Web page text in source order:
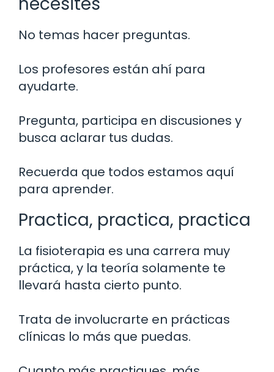
No temas hacer preguntas.
Los profesores están ahí para
ayudarte.
Pregunta, participa en discusiones y
busca aclarar tus dudas.
Recuerda que todos estamos aquí
para aprender.
Practica, practica, practica
La fisioterapia es una carrera muy
práctica, y la teoría solamente te
llevará hasta cierto punto.
Trata de involucrarte en prácticas
clínicas lo más que puedas.